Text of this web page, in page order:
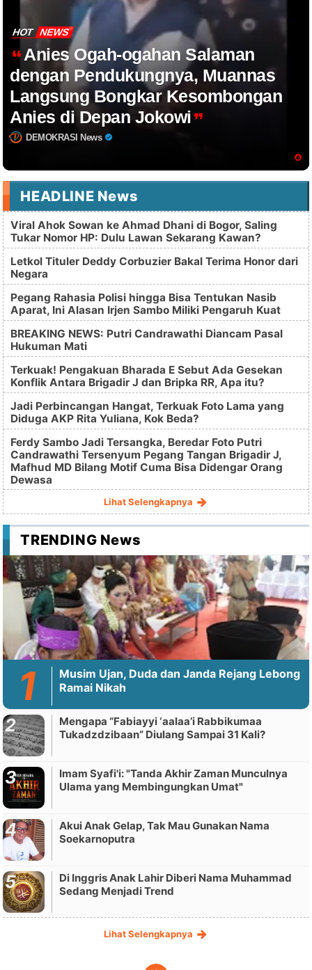
HOT NEWS
Anies Ogah-ogahan Salaman
dengan Pendukungnya, Muannas
Langsung Bongkar Kesombongan
Anies di Depan Jokowi
DEMOKRASI News
HEADLINE News
Viral Ahok Sowan ke Ahmad Dhani di Bogor, Saling
Tukar Nomor HP: Dulu Lawan Sekarang Kawan?
Letkol Tituler Deddy Corbuzier Bakal Terima Honor dari
Negara
Pegang Rahasia Polisi hingga Bisa Tentukan Nasib
Aparat, Ini Alasan Irjen Sambo Miliki Pengaruh Kuat
BREAKING NEWS: Putri Candrawathi Diancam Pasal
Hukuman Mati
Terkuak! Pengakuan Bharada E Sebut Ada Gesekan
Konflik Antara Brigadir J dan Bripka RR, Apa itu?
Jadi Perbincangan Hangat, Terkuak Foto Lama yang
Diduga AKP Rita Yuliana, Kok Beda?
Ferdy Sambo Jadi Tersangka, Beredar Foto Putri
Candrawathi Tersenyum Pegang Tangan Brigadir J,
Mafhud MD Bilang Motif Cuma Bisa Didengar Orang
Dewasa
Lihat Selengkapnya
TRENDING News
Musim Ujan, Duda dan Janda Rejang Lebong
Ramai Nikah
Mengapa “Fabiayyi ‘aalaa’i Rabbikumaa
Tukadzdzibaan” Diulang Sampai 31 Kali?
Imam Syafi'i: "Tanda Akhir Zaman Munculnya
Ulama yang Membingungkan Umat"
Akui Anak Gelap, Tak Mau Gunakan Nama
Soekarnoputra
Di Inggris Anak Lahir Diberi Nama Muhammad
Sedang Menjadi Trend
Lihat Selengkapnya